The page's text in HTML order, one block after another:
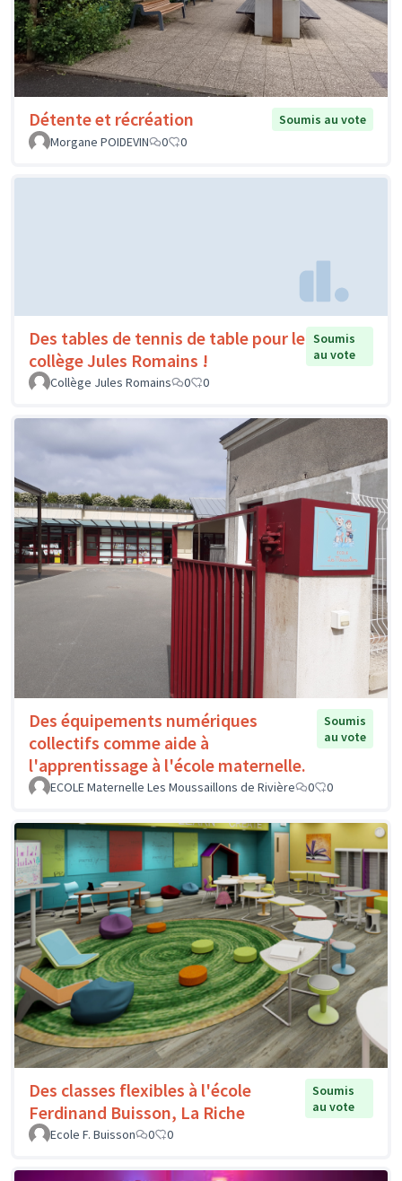
Détente et récréation
Soumis au vote
Morgane POIDEVIN
0 0
Des tables de tennis de table pour le
collège Jules Romains !
Soumis
au vote
Collège Jules Romains
0 0
Des équipements numériques
collectifs comme aide à
l'apprentissage à l'école maternelle.
Soumis
au vote
ECOLE Maternelle Les Moussaillons de Rivière 0 0
Des classes flexibles à l'école
Ferdinand Buisson, La Riche
Soumis
au vote
Ecole F. Buisson
0 0